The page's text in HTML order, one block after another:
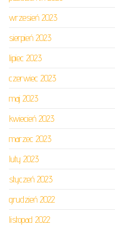
wrzesień 2023
sierpień 2023
lipiec 2023
czerwiec 2023
maj 2023
kwiecień 2023
marzec 2023
luty 2023
styczeń 2023
grudzień 2022
listopad 2022